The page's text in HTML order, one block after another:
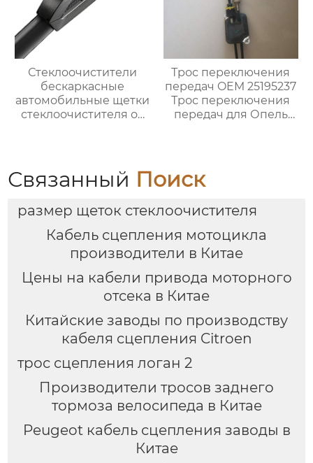
Стеклоочистители
бескаркасные
автомобильные щетки
стеклоочистителя от
Трос переключения
передач OEM 25195237
Трос переключения
передач для Опель
Связанный Поиск
размер щеток стеклоочистителя
Кабель сцепления мотоцикла
производители в Китае
Цены на кабели привода моторного
отсека в Китае
Китайские заводы по производству
кабеля сцепления Citroen
трос сцепления логан 2
Производители тросов заднего
тормоза велосипеда в Китае
Peugeot кабель сцепления заводы в
Китае